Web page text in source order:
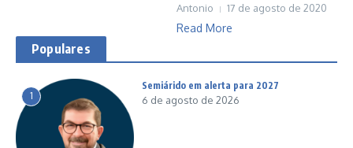
Antonio 17 de agosto de 2020
Read More
Populares
1
Semiárido em alerta para 2027
6 de agosto de 2026